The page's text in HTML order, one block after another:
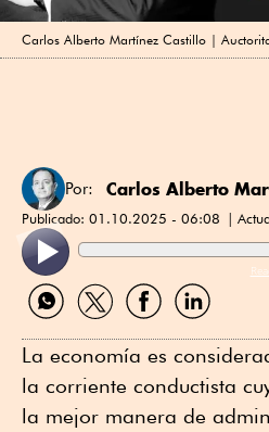
Carlos Alberto Martínez Castillo |
Por: Carlos Alberto
Publicado: 01.10.2025 - 06:08
Compartir
por
Compartir
por
Compartir
por
Compartir
por
La economía es
la corriente conductista
la mejor manera de